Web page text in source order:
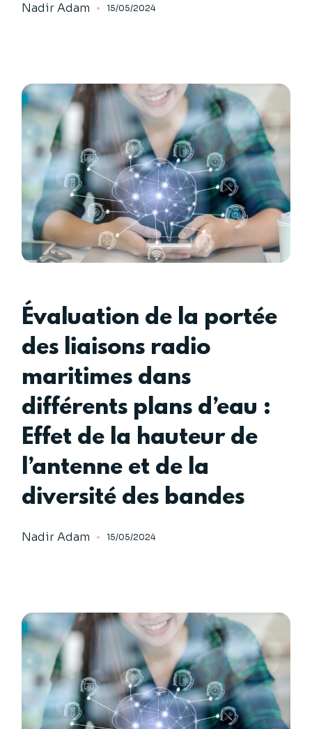
Nadir Adam 15/05/2024
Évaluation de la portée
des liaisons radio
maritimes dans
différents plans d’eau :
Effet de la hauteur de
l’antenne et de la
diversité des bandes
Nadir Adam 15/05/2024